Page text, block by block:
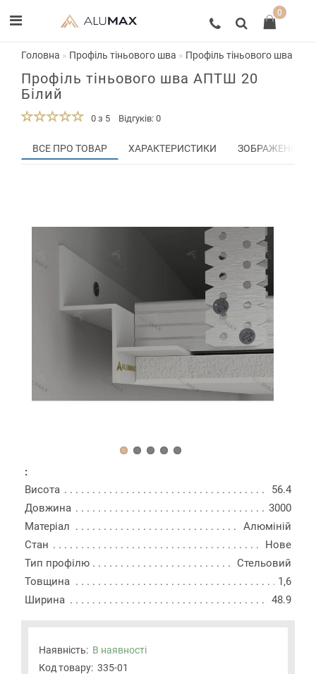
0
Головна Профіль тіньового шва Профіль тіньового шва
Профіль тіньового шва АПТШ 20
Білий
0 з 5 Відгуків: 0
ВСЕ ПРО ТОВАР ХАРАКТЕРИСТИКИ ЗОБРАЖЕННЯ
:
Висота
56.4
Довжина
3000
Матеріал
Алюміній
Стан
Нове
Тип профілю
Стельовий
Товщина
1,6
Ширина
48.9
Наявність: В наявності
Код товару: 335-01